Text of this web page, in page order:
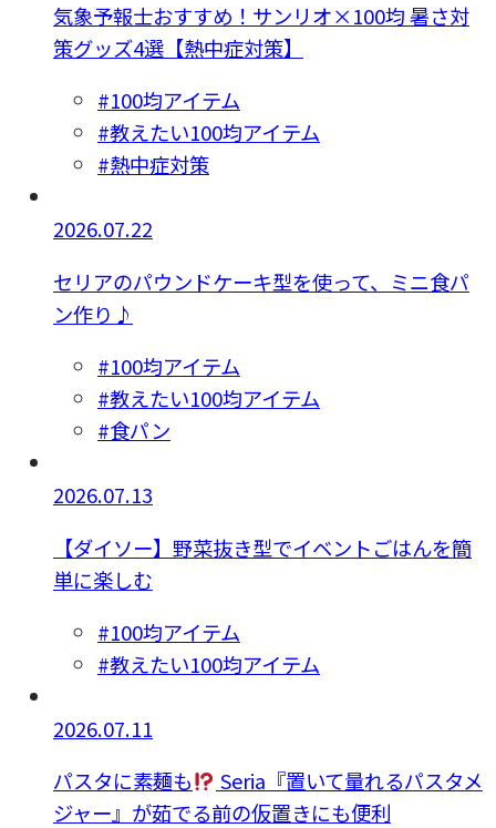
気象予報士おすすめ！サンリオ×100均 暑さ対
策グッズ4選【熱中症対策】
#100均アイテム
#教えたい100均アイテム
#熱中症対策
2026.07.22
セリアのパウンドケーキ型を使って、ミニ食パ
ン作り♪
#100均アイテム
#教えたい100均アイテム
#食パン
2026.07.13
【ダイソー】野菜抜き型でイベントごはんを簡
単に楽しむ
#100均アイテム
#教えたい100均アイテム
2026.07.11
パスタに素麺も
Seria『置いて量れるパスタメ
ジャー』が茹でる前の仮置きにも便利